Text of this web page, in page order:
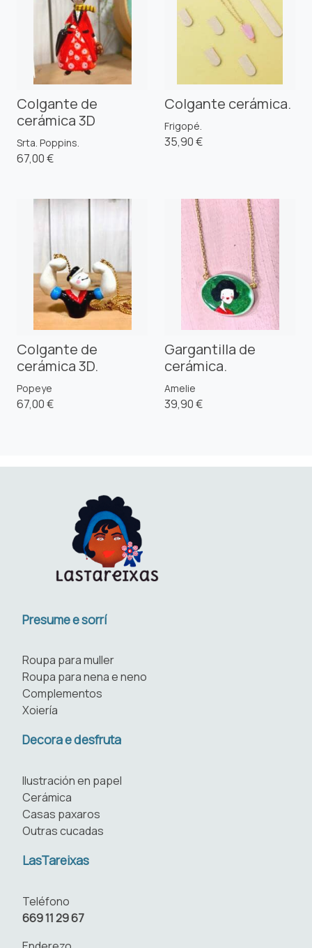
Colgante de
cerámica 3D
Srta. Poppins.
67,00 €
Colgante cerámica.
Frigopé.
35,90 €
Colgante de
cerámica 3D.
Popeye
67,00 €
Gargantilla de
cerámica.
Amelie
39,90 €
Presume e sorrí
Roupa para muller
Roupa para nena e neno
Complementos
Xoiería
Decora e desfruta
Ilustración en papel
Cerámica
Casas paxaros
Outras cucadas
LasTareixas
Teléfono
669 11 29 67